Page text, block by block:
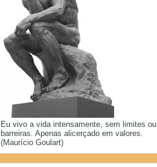
Eu vivo a vida intensamente, sem limites ou
barreiras. Apenas alicerçado em valores.
(Maurício Goulart)